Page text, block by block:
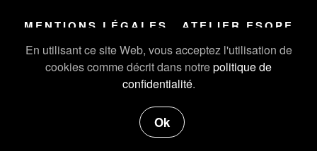
En utilisant ce site Web, vous acceptez l'utilisation de
cookies comme décrit dans notrepolitique de
confidentialité.
Ok
MENTIONS LÉGALES ATELIER ESOPE